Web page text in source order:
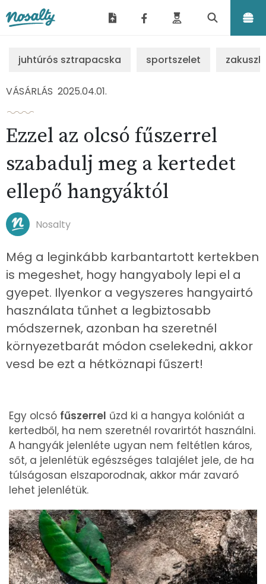
juhtúrós sztrapacska sportszelet
VÁSÁRLÁS 2025.04.01.
Ezzel az olcsó fűszerrel
szabadulj meg a kertedet
ellepő hangyáktól
Nosalty
Még a leginkább karbantartott kertekben
is megeshet, hogy hangyaboly lepi el a
gyepet. Ilyenkor a vegyszeres hangyairtó
használata tűnhet a legbiztosabb
módszernek, azonban ha szeretnél
környezetbarát módon cselekedni, akkor
vesd be ezt a hétköznapi fűszert!
Egy olcsó fűszerrel űzd ki a hangya kolóniát a
kertedből, ha nem szeretnél rovarirtót használni.
A hangyák jelenléte ugyan nem feltétlen káros,
sőt, a jelenlétük egészséges talajélet jele, de ha
túlságosan elszaporodnak, akkor már zavaró
lehet jelenlétük.